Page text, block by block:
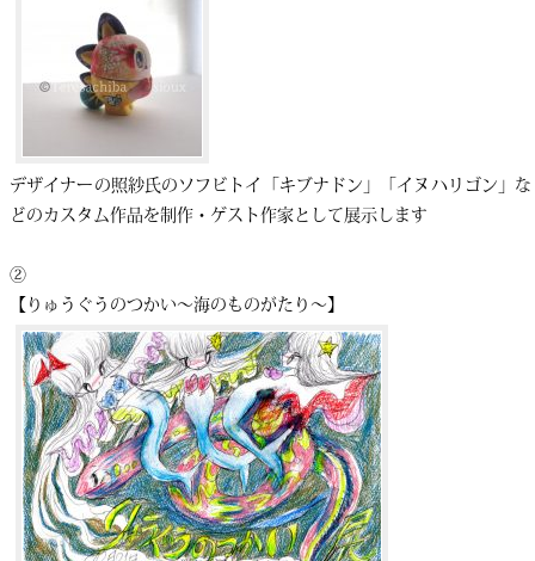
デザイナーの照紗氏のソフビトイ「キブナドン」「イヌハリゴン」な
どのカスタム作品を制作・ゲスト作家として展示します
②
【りゅうぐうのつかい〜海のものがたり〜】